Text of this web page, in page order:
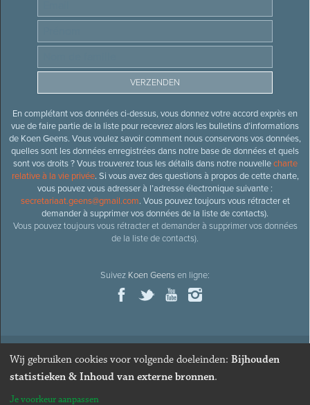
En complétant vos données ci-dessus, vous donnez votre accord exprès en
vue de faire partie de la liste pour recevrez alors les bulletins d’informations
de Koen Geens. Vous voulez savoir comment nous conservons vos données,
quelles sont les données enregistrées dans notre base de données et quels
sont vos droits ? Vous trouverez tous les détails dans notre nouvellecharte
relative à la vie privée. Si vous avez des questions à propos de cette charte,
vous pouvez vous adresser à l’adresse électronique suivante :
secretariaat.geens@gmail.com. Vous pouvez toujours vous rétracter et
demander à supprimer vos données de la liste de contacts).
Vous pouvez toujours vous rétracter et demander à supprimer vos données
de la liste de contacts).
Suivez Koen Geensen ligne:
© 2026Ancien ministre et député honoraire
Webdesign & développement par Zenjoy de Louvain
Wij gebruiken cookies voor volgende doeleinden: Bijhouden
statistieken & Inhoud van externe bronnen.
Je voorkeur aanpassen